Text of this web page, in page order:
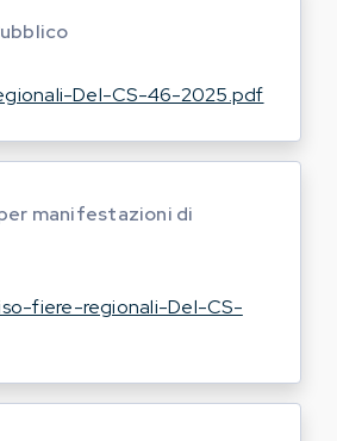
Del-CS-46-2025.pdf
manifestazioni di
fiere-regionali-Del-CS-